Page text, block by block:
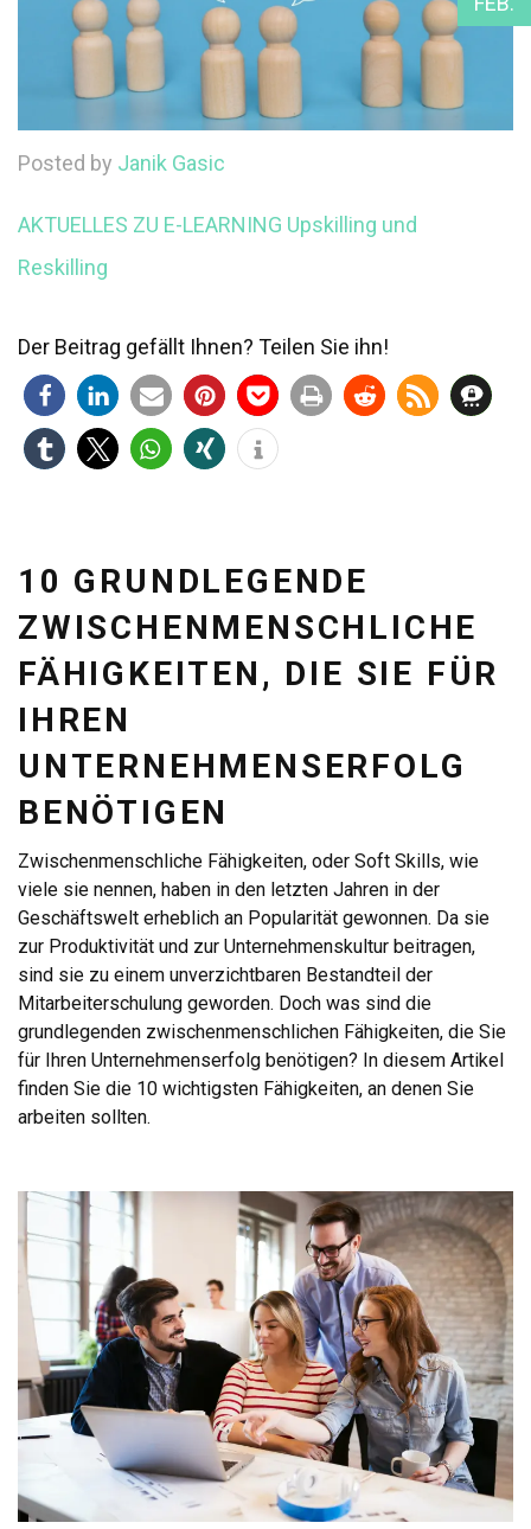
Posted by Janik Gasic
AKTUELLES ZU E-LEARNING Upskilling und
Reskilling
Der Beitrag gefällt Ihnen? Teilen Sie ihn!
10 GRUNDLEGENDE
ZWISCHENMENSCHLICHE
FÄHIGKEITEN, DIE SIE FÜR
IHREN
UNTERNEHMENSERFOLG
BENÖTIGEN
Zwischenmenschliche Fähigkeiten, oder Soft Skills, wie
viele sie nennen, haben in den letzten Jahren in der
Geschäftswelt erheblich an Popularität gewonnen. Da sie
zur Produktivität und zur Unternehmenskultur beitragen,
sind sie zu einem unverzichtbaren Bestandteil der
Mitarbeiterschulung geworden. Doch was sind die
grundlegenden zwischenmenschlichen Fähigkeiten, die Sie
für Ihren Unternehmenserfolg benötigen? In diesem Artikel
finden Sie die 10 wichtigsten Fähigkeiten, an denen Sie
arbeiten sollten.